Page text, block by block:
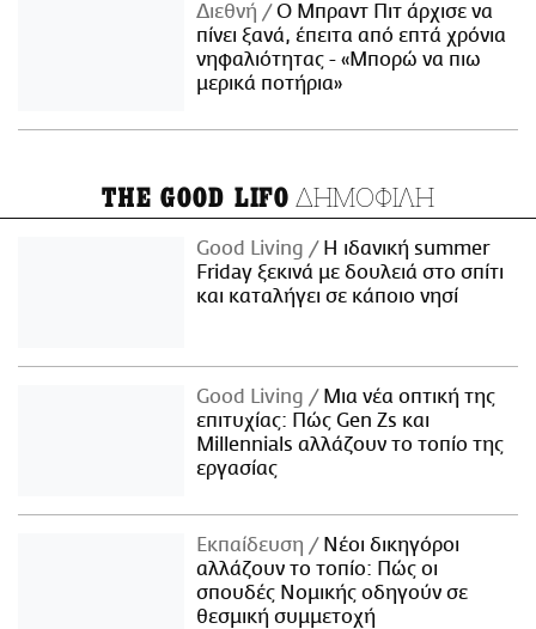
Διεθνή
Ο Μπραντ Πιτ άρχισε να
πίνει ξανά, έπειτα από επτά χρόνια
νηφαλιότητας - «Μπορώ να πιω
μερικά ποτήρια»
THE GOOD LIFO ΔΗΜΟΦΙΛΗ
Good Living
Η ιδανική summer
Friday ξεκινά με δουλειά στο σπίτι
και καταλήγει σε κάποιο νησί
Good Living
Μια νέα οπτική της
επιτυχίας: Πώς Gen Zs και
Millennials αλλάζουν το τοπίο της
εργασίας
Εκπαίδευση
Νέοι δικηγόροι
αλλάζουν το τοπίο: Πώς οι
σπουδές Νομικής οδηγούν σε
θεσμική συμμετοχή